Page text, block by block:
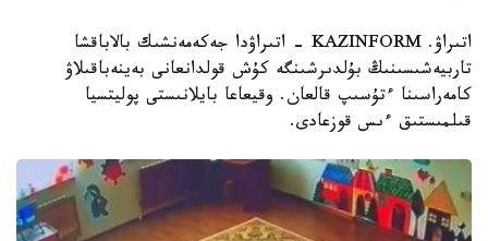
اتىراۋ. KAZINFORM - اتىراۋدا جەكەمەنشىك بالاباقشا
تاربيەشىسىنىڭ بۇلدىرشىنگە كۇش قولدانعانى بەينەباقىلاۋ
كامەراسىنا ءتۇسىپ قالعان. وقيعاعا بايلانىستى پوليتسيا
قىلمىستىق ءىس قوزعادى.